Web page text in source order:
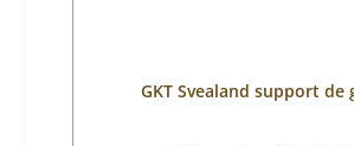
GKT Svealand support de